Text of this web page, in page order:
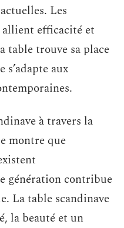
Les
efficacité et
table trouve sa place
aux
à travers la
montre que
génération contribue
La table scandinave
la beauté et un